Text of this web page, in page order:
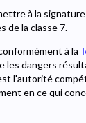
à la
de la classe 7.
à la
les dangers
l'autorité
en ce qui